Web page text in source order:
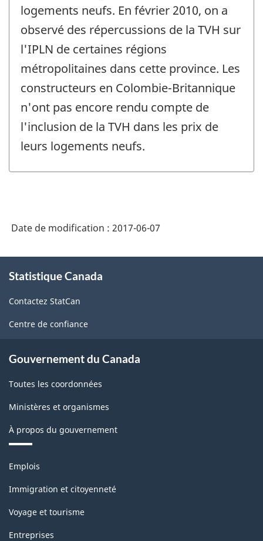
logements neufs. En février 2010, on a
observé des répercussions de la TVH sur
l'IPLN de certaines régions
métropolitaines dans cette province. Les
constructeurs en Colombie-Britannique
n'ont pas encore rendu compte de
l'inclusion de la TVH dans les prix de
leurs logements neufs.
Date de modification : 2017-06-07
propos
ce
site
Statistique Canada
Contactez StatCan
Centre de confiance
Gouvernement du Canada
Toutes les coordonnées
Ministères et organismes
À propos du gouvernement
Thèmes
sujets
Emplois
Immigration et citoyenneté
Voyage et tourisme
Entreprises